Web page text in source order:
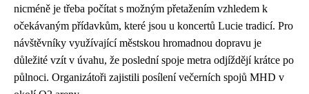
nicméně je třeba počítat s možným přetažením vzhledem k
očekávaným přídavkům, které jsou u koncertů Lucie tradicí. Pro
návštěvníky využívající městskou hromadnou dopravu je
důležité vzít v úvahu, že poslední spoje metra odjíždějí krátce po
půlnoci. Organizátoři zajistili posílení večerních spojů MHD v